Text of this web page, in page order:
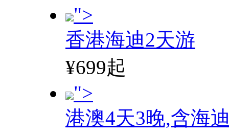
">
香港海迪2天游
¥699起
">
港澳4天3晚,含海